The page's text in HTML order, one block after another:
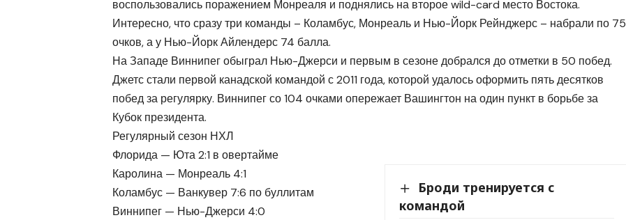
воспользовались поражением Монреаля и поднялись на второе wild-card место Востока.
Интересно, что сразу три команды – Коламбус, Монреаль и Нью-Йорк Рейнджерс – набрали по 75
очков, а у Нью-Йорк Айлендерс 74 балла.
На Западе Виннипег обыграл Нью-Джерси и первым в сезоне добрался до отметки в 50 побед.
Джетс стали первой канадской командой с 2011 года, которой удалось оформить пять десятков
побед за регулярку. Виннипег со 104 очками опережает Вашингтон на один пункт в борьбе за
Кубок президента.
Регулярный сезон НХЛ
Флорида — Юта 2:1 в овертайме
Броди тренируется с
командой
Каролина — Монреаль 4:1
Коламбус — Ванкувер 7:6 по буллитам
Виннипег — Нью-Джерси 4:0